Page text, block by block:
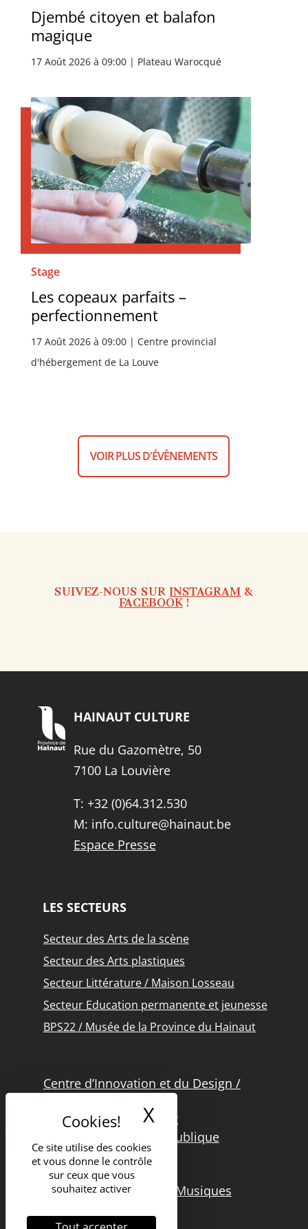
Ce site utilise des cookies
et vous donne le contrôle
sur ceux que vous
souhaitez activer
X Masquer le
Djembé citoyen et balafon
magique
17 Août 2026 à 09:00 | Plateau Warocqué
Stage
Les copeaux parfaits –
perfectionnement
17 Août 2026 à 09:00 | Centre provincial
d'hébergement de La Louve
VOIR PLUS D'ÉVÈNEMENTS
SUIVEZ-NOUS SURINSTAGRAM &
FACEBOOK!
HAINAUT CULTURE
Rue du Gazomètre, 50
7100 La Louvière
T: +32 (0)64.312.530
M: info.culture@hainaut.be
Espace Presse
LES SECTEURS
Secteur des Arts de la scène
Secteur des Arts plastiques
Secteur Littérature / Maison Losseau
Secteur Education permanente et jeunesse
BPS22 / Musée de la Province du Hainaut
Centre d’Innovation et du Design /
Office des Métiers d’Art
Secteur de la Lecture Publique
Bibliothèque Langlois
Secteur Cinéma
Secteur Audiovisuel et Musiques